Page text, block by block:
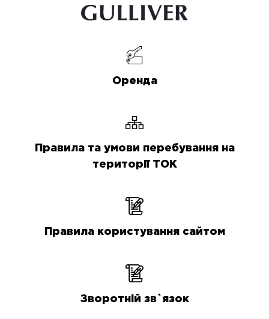
Оренда
Правила та умови перебування на
території ТОК
Правила користування сайтом
Зворотній зв`язок